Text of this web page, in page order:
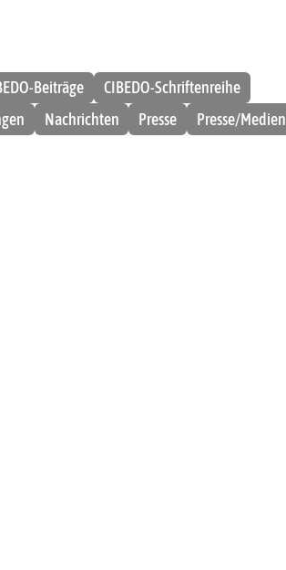
Beiträge
CIBEDO-Schriftenreihe
Nachrichten Presse Presse/Medien